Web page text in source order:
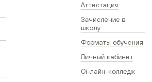
Аттестация
Зачисление в
школу
Форматы обучения
Личный кабинет
Онлайн-колледж